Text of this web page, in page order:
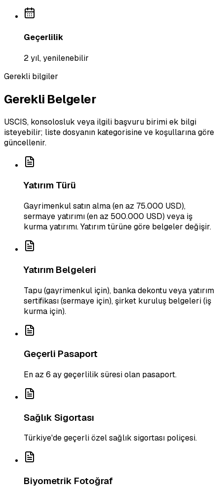
Geçerlilik
2 yıl, yenilenebilir
Gerekli bilgiler
Gerekli Belgeler
USCIS, konsolosluk veya ilgili başvuru birimi ek bilgi
isteyebilir; liste dosyanın kategorisine ve koşullarına göre
güncellenir.
Yatırım Türü
Gayrimenkul satın alma (en az 75.000 USD),
sermaye yatırımı (en az 500.000 USD) veya iş
kurma yatırımı. Yatırım türüne göre belgeler değişir.
Yatırım Belgeleri
Tapu (gayrimenkul için), banka dekontu veya yatırım
sertifikası (sermaye için), şirket kuruluş belgeleri (iş
kurma için).
Geçerli Pasaport
En az 6 ay geçerlilik süresi olan pasaport.
Sağlık Sigortası
Türkiye'de geçerli özel sağlık sigortası poliçesi.
Biyometrik Fotoğraf